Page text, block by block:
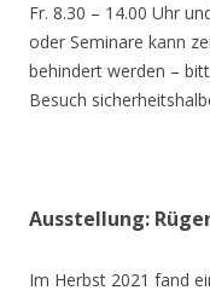
Fr. 8.30 – 14.00 Uhr
oder Seminare kann
behindert werden –
Besuch
Ausstellung:
Im Herbst 2021 fand